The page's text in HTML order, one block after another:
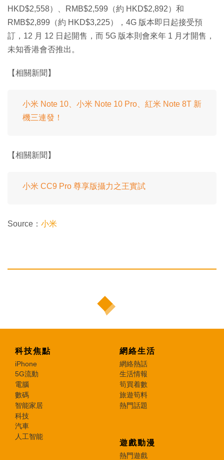
HKD$2,558）、RMB$2,599（約 HKD$2,892）和
RMB$2,899（約 HKD$3,225），4G 版本即日起接受預
訂，12 月 12 日起開售，而 5G 版本則會來年 1 月才開售，
未知香港會否推出。
【相關新聞】
小米 Note 10、小米 Note 10 Pro、紅米 Note 8T 新
機三連發！
【相關新聞】
小米 CC9 Pro 尊享版攝力之王實試
Source： 小米
科技焦點
iPhone
5G流動
電腦
數碼
智能家居
科技
汽車
人工智能
網絡生活
網絡熱話
生活情報
筍買着數
旅遊筍料
熱門話題
遊戲動漫
熱門遊戲